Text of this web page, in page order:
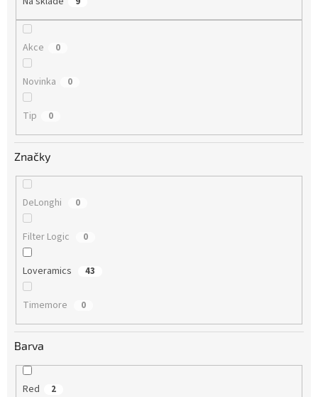
Akce 0
Novinka 0
Tip 0
Značky
DeLonghi 0
Filter Logic 0
Loveramics 43
Timemore 0
Barva
Red 2